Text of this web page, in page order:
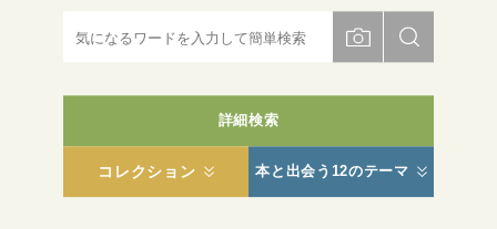
詳細検索
コレクション 本と出会う12のテーマ